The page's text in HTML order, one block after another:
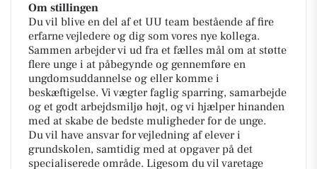
Om stillingen
Du vil blive en del af et UU team bestående af fire
erfarne vejledere og dig som vores nye kollega.
Sammen arbejder vi ud fra et fælles mål om at støtte
flere unge i at påbegynde og gennemføre en
ungdomsuddannelse og eller komme i
beskæftigelse. Vi vægter faglig sparring, samarbejde
og et godt arbejdsmiljø højt, og vi hjælper hinanden
med at skabe de bedste muligheder for de unge.
Du vil have ansvar for vejledning af elever i
grundskolen, samtidig med at opgaver på det
specialiserede område. Ligesom du vil varetage